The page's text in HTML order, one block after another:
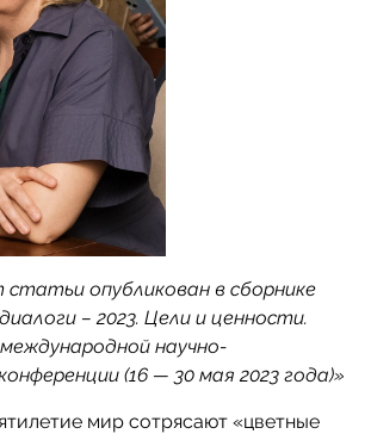
опубликован в сборнике
– 2023. Цели и ценности.
научно-
(16 — 30 мая 2023 года)»
мир сотрясают «цветные